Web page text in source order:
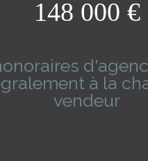
148 000 €
à la
vendeur